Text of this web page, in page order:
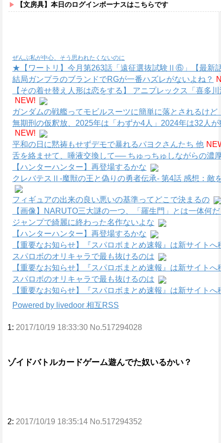
【文房具】本日のログインボーナスはこちらです
ぜんぶ私が中心、そう思われたくないのに
★【ワートリ】今月第263話「遠征選抜試験Ⅱ⑥」【最新
結局ガンプラのブランドでRGが一番ハズレがないよね？
【その着せ替え人形は恋をする】 アニプレックス「喜多
NEW!
ガンダムの戦艦ってモビルスーツに簡単に落とされるけど
無期刑の仮釈放、2025年は「わずか4人」2024年は32人
NEW!
平和の日に黙祷もせずデモで暴れるパヨクさんたち 他
舌を絡ませて、唾液交換して── ちゅっちゅしながらの濃
【ハンターハンター】再登場するかな
クレバテスⅡ-魔獣の王と偽りの勇者伝承- 第4話 感想：敵
フィギュアの出来の良い悪いの基準ってどこで決まるの
【画像】NARUTO三大謎の一つ、「羅生門」とは一体何
ジャンプで綺麗に終わった名作ないよな
【ハンターハンター】再登場するかな
【重要なお知らせ】『スパロボまとめ速報』は新サイトへ
スパロボのオリキャラで最も抜けるのは
【重要なお知らせ】『スパロボまとめ速報』は新サイトへ
スパロボのオリキャラで最も抜けるのは
【重要なお知らせ】『スパロボまとめ速報』は新サイトへ
Powered by livedoor 相互RSS
1: 2017/10/19 18:33:30 No.517294028
ゾイドバトルカードゲーム遊んでた奴いるかい？
2: 2017/10/19 18:35:14 No.517294352